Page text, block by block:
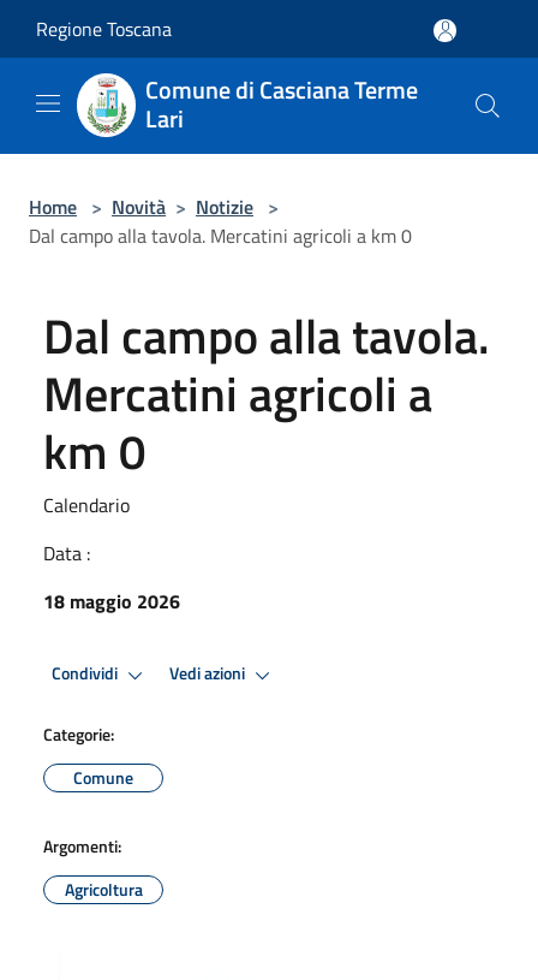
Regione Toscana
Comune di Casciana Terme
Lari
Home > Novità > Notizie >
Dal campo alla tavola. Mercatini agricoli a km 0
Dal campo alla tavola.
Mercatini agricoli a
km 0
Calendario
Data :
18 maggio 2026
Condividi Vedi azioni
Categorie:
Comune
Argomenti:
Agricoltura